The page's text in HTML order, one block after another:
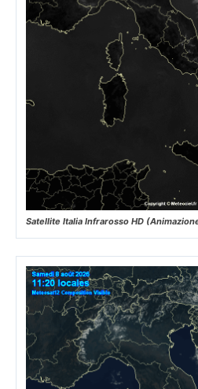
Satellite Italia Infrarosso HD